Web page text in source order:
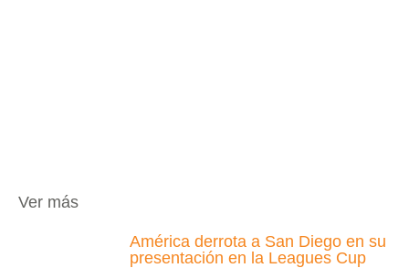
Ver más
América derrota a San Diego en su
presentación en la Leagues Cup